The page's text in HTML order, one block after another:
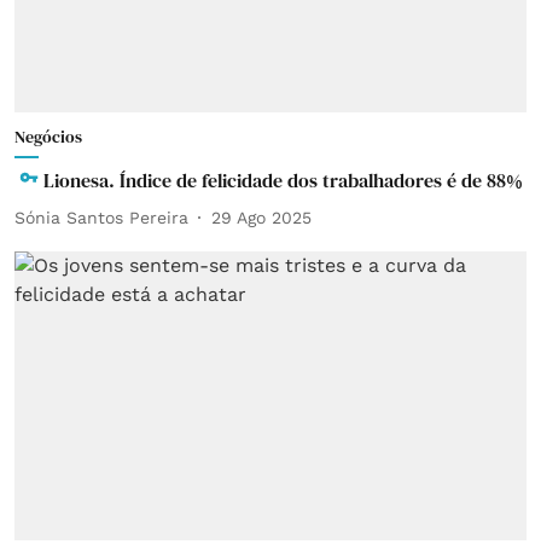
Negócios
Lionesa. Índice de felicidade dos trabalhadores é de 88%
Sónia Santos Pereira 29 Ago 2025